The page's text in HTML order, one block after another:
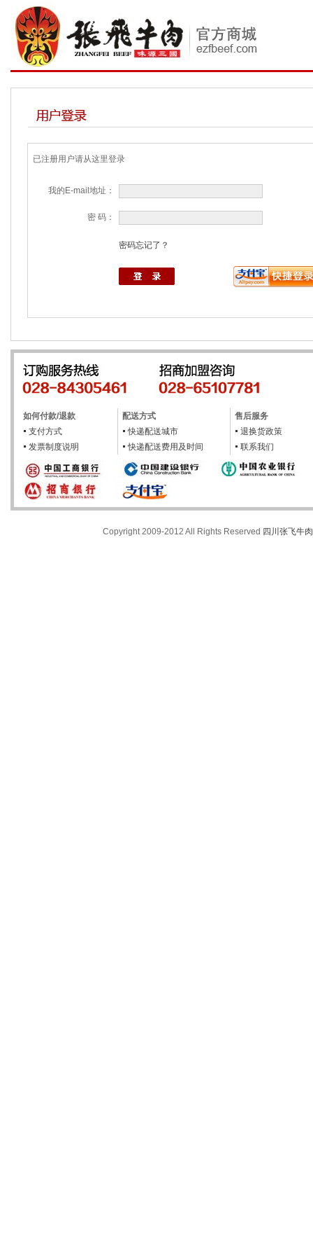
已注册用户请从这里登录
我的E-mail地址：
密 码：
密码忘记了？
如何付款/退款
支付方式
发票制度说明
配送方式
快递配送城市
快递配送费用及时间
售后服务
退换货政策
联系我们
Copyright 2009-2012 All Rights Reserved 四川张飞牛